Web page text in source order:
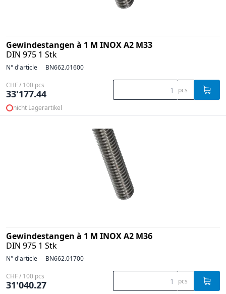
Gewindestangen à 1 M INOX A2 M33
DIN 975 1 Stk
N° d'article BN662.01600
CHF / 100 pcs
33'177.44 pcs
nicht Lagerartikel
Gewindestangen à 1 M INOX A2 M36
DIN 975 1 Stk
N° d'article BN662.01700
CHF / 100 pcs
31'040.27 pcs